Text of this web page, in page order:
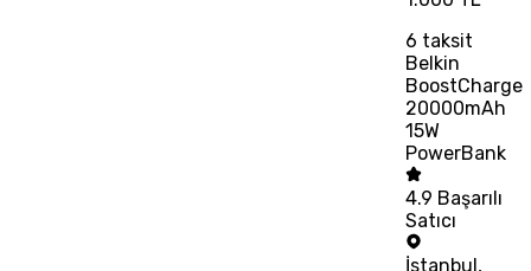
6 taksit
Belkin
BoostCharge
20000mAh
15W
PowerBank
4.9 Başarılı
Satıcı
İstanbul,